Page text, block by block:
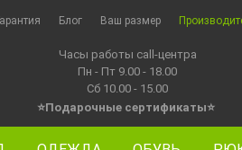
Блог Ваш размер
Часы работы call-центра
Пн - Пт 9.00 - 18.00
Сб 10.00 - 15.00
⭐Подарочные сертификаты⭐